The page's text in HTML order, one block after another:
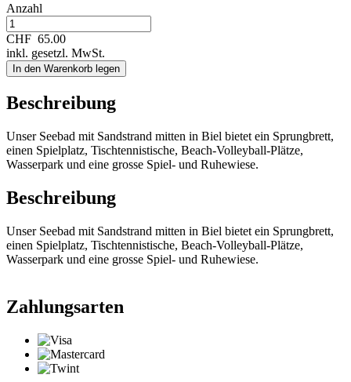
Anzahl
CHF 65.00
inkl. gesetzl. MwSt.
In den Warenkorb legen
Beschreibung
Unser Seebad mit Sandstrand mitten in Biel bietet ein Sprungbrett,
einen Spielplatz, Tischtennistische, Beach-Volleyball-Plätze,
Wasserpark und eine grosse Spiel- und Ruhewiese.
Beschreibung
Unser Seebad mit Sandstrand mitten in Biel bietet ein Sprungbrett,
einen Spielplatz, Tischtennistische, Beach-Volleyball-Plätze,
Wasserpark und eine grosse Spiel- und Ruhewiese.
Zahlungsarten